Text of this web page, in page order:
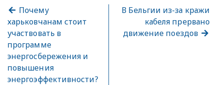
Почему
харьковчанам стоит
участвовать в
программе
энергосбережения и
повышения
энергоэффективности?
В Бельгии из-за кражи
кабеля прервано
движение поездов